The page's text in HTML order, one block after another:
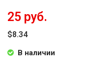
25 руб.
$8.34
В наличии